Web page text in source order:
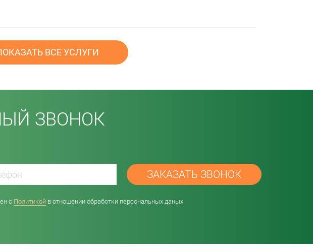
ВСЕ УСЛУГИ
ЗВОНОК
password
с Политикой в отношении обработки персональных даных